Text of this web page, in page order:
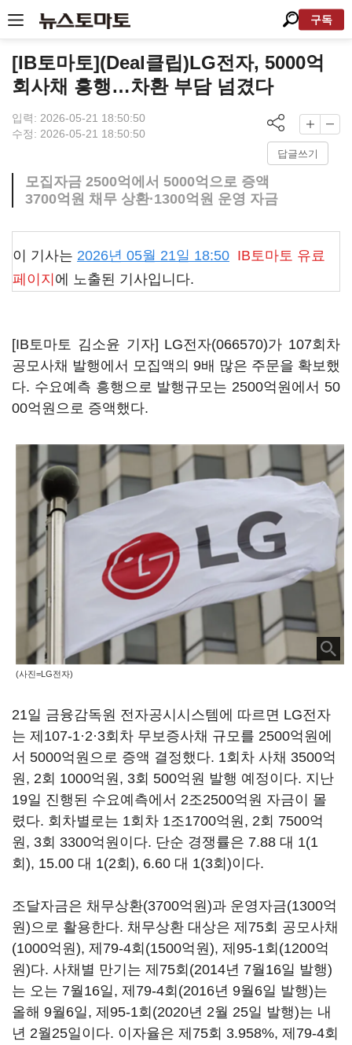
구독
[IB토마토](Deal클립)LG전자, 5000억
회사채 흥행…차환 부담 넘겼다
입력: 2026-05-21 18:50:50
수정: 2026-05-21 18:50:50
답글쓰기
모집자금 2500억에서 5000억으로 증액
3700억원 채무 상환·1300억원 운영 자금
이 기사는 2026년 05월 21일 18:50 IB토마토 유료
페이지 에 노출된 기사입니다.
[IB토마토 김소윤 기자] LG전자(066570)가 107회차
공모사채 발행에서 모집액의 9배 많은 주문을 확보했
다. 수요예측 흥행으로 발행규모는 2500억원에서 50
00억원으로 증액했다.
(사진=LG전자)
21일 금융감독원 전자공시시스템에 따르면 LG전자
는 제107-1·2·3회차 무보증사채 규모를 2500억원에
서 5000억원으로 증액 결정했다. 1회차 사채 3500억
원, 2회 1000억원, 3회 500억원 발행 예정이다. 지난
19일 진행된 수요예측에서 2조2500억원 자금이 몰
렸다. 회차별로는 1회차 1조1700억원, 2회 7500억
원, 3회 3300억원이다. 단순 경쟁률은 7.88 대 1(1
회), 15.00 대 1(2회), 6.60 대 1(3회)이다.
조달자금은 채무상환(3700억원)과 운영자금(1300억
원)으로 활용한다. 채무상환 대상은 제75회 공모사채
(1000억원), 제79-4회(1500억원), 제95-1회(1200억
원)다. 사채별 만기는 제75회(2014년 7월16일 발행)
는 오는 7월16일, 제79-4회(2016년 9월6일 발행)는
올해 9월6일, 제95-1회(2020년 2월 25일 발행)는 내
년 2월25일이다. 이자율은 제75회 3.958%, 제79-4회